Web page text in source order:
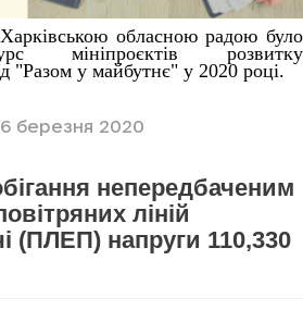
обласною радою було
мініпроєктів розвитку
"Разом у майбутнє" у 2020 році.
березня 2020
непередбаченим
ліній
(ПЛЕП) напруги 110,330